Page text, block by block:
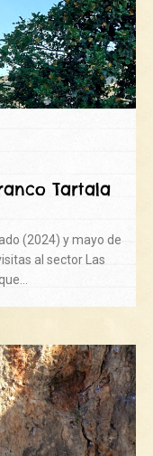
Tartala
(2024) y mayo de
al sector Las